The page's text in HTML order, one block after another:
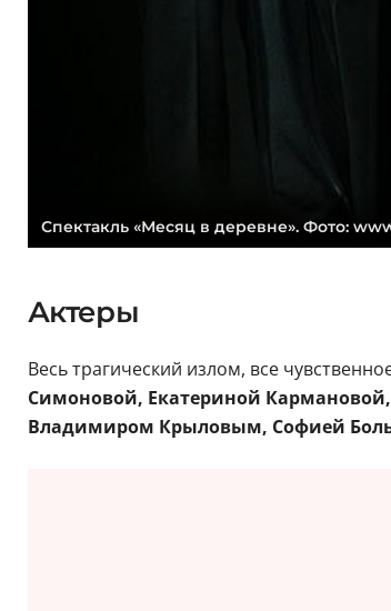
Спектакль «Месяц в деревне». Фото:
Актеры
Весь трагический излом, все
Симоновой, Екатериной
Владимиром Крыловым, Софией